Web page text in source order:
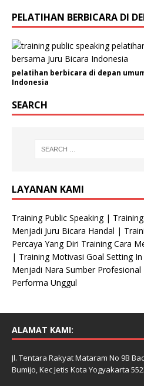
s
PELATIHAN BERBICARA DI
pelatihan berbicara di depan
Indonesia
SEARCH
LAYANAN KAMI
Training Public Speaking |
Menjadi Juru Bicara Handal |
Percaya Yang Diri Training Cara
| Training Motivasi Goal Setting
Menjadi Nara Sumber
Performa Unggul
ALAMAT KAMI:
Jl. Tentara Rakyat Mataram No 9B
Bumijo, Kec Jetis Kota Yogyakarta